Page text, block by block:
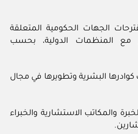
الجهات الحكومية المتعلقة
مع المنظمات الدولية، بحسب
كوادرها البشرية وتطويرها في مجال
والمكاتب الاستشارية والخبراء